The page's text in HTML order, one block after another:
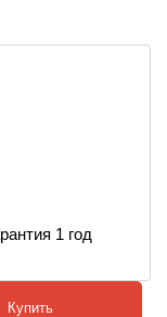
1 год
Купить